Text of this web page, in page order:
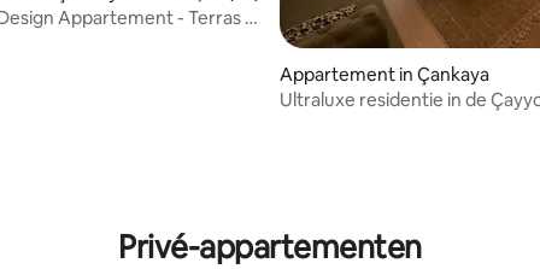
Appartement - Terras &
Appartement in Çankaya
Ultraluxe residentie in de
Privé-appartementen